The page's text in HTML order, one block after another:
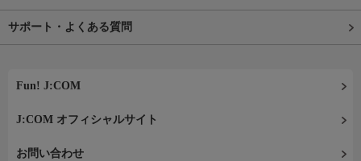
サポート・よくある質問
Fun! J:COM
J:COM オフィシャルサイト
お問い合わせ